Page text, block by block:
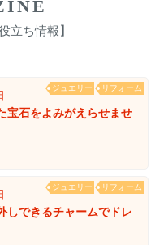
立ち情報】
ジュエリー リフォーム
宝石をよみがえらせませ
ジュエリー リフォーム
しできるチャームでドレ